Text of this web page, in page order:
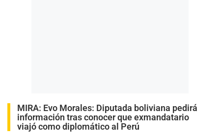
MIRA: Evo Morales: Diputada boliviana pedirá
información tras conocer que exmandatario
viajó como diplomático al Perú